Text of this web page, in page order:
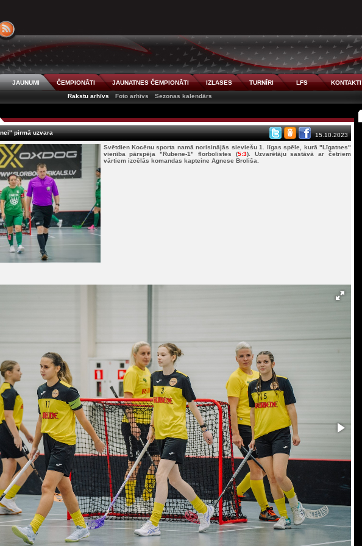
JAUNUMI ČEMPIONĀTI JAUNATNES ČEMPIONĀTI IZLASES TURNĪRI LFS KONTAKTI
Rakstu arhīvs
Foto arhīvs Sezonas kalendārs
pirmā uzvara
15.10.2023
Svētdien Kocēnu sporta namā norisinājās sieviešu 1. līgas spēle, kurā "Līgatnes"
vienība pārspēja "Rubene-1" florbolistes (5:3). Uzvarētāju sastāvā ar četriem
vārtiem izcēlās komandas kapteine Agnese Broliša.